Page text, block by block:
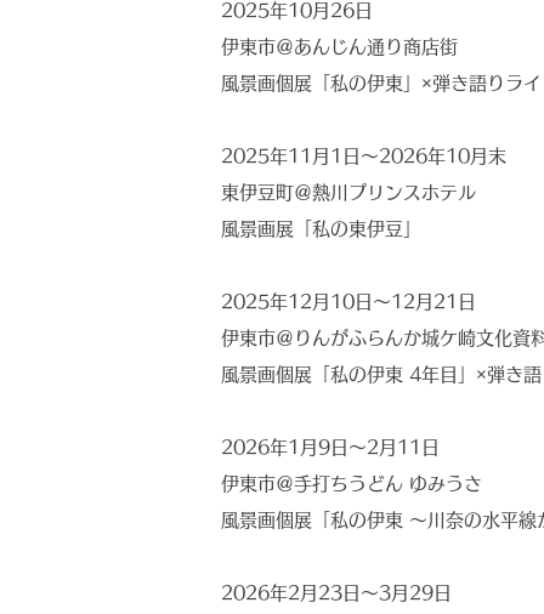
2025年10月26日
伊東市＠あんじん通り商店街
風景画個展「私の伊東」×弾き語りラ
2025年11月1日〜2026年10月末
東伊豆町＠熱川プリンスホテル
風景画展「私の東伊豆」
2025年12月10日〜12月21日
伊東市＠りんがふらんか城ケ崎文化資
風景画個展「私の伊東 4年目」×弾き
2026年1月9日〜2月11日
伊東市＠手打ちうどん ゆみうさ
風景画個展「私の伊東 〜川奈の水平線
2026年2月23日〜3月29日